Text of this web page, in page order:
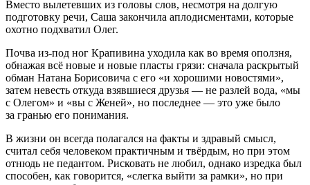
Вместо вылетевших из головы слов, несмотря на долгую
подготовку речи, Саша закончила аплодисментами, которые
охотно подхватил Олег.
Почва из-под ног Крапивина уходила как во время оползня,
обнажая всё новые и новые пласты грязи: сначала раскрытый
обман Натана Борисовича с его «и хорошими новостями»,
затем невесть откуда взявшиеся друзья — не разлей вода, «мы
с Олегом» и «вы с Женей», но последнее — это уже было
за гранью его понимания.
В жизни он всегда полагался на факты и здравый смысл,
считал себя человеком практичным и твёрдым, но при этом
отнюдь не педантом. Рисковать не любил, однако изредка был
способен, как говорится, «слегка выйти за рамки», но при